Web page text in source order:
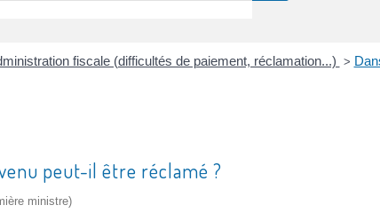
fiscale (difficultés de paiement, réclamation...) >
peut-il être réclamé ?
ministre)